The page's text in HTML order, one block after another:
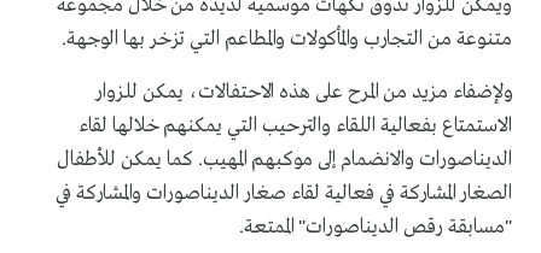
ويمكن للزوار تذوق نكهات موسمية لذيذة من خلال مجموعة
متنوعة من التجارب والمأكولات والمطاعم التي تزخر بها الوجهة.
ولإضفاء مزيد من المرح على هذه الاحتفالات، يمكن للزوار
الاستمتاع بفعالية اللقاء والترحيب التي يمكنهم خلالها لقاء
الديناصورات والانضمام إلى موكبهم المهيب. كما يمكن للأطفال
الصغار المشاركة في فعالية لقاء صغار الديناصورات والمشاركة في
"مسابقة رقص الديناصورات" الممتعة.